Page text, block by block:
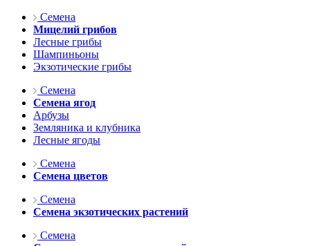
Семена
Мицелий грибов
Лесные грибы
Шампиньоны
Экзотические грибы
Семена
Семена ягод
Арбузы
Земляника и клубника
Лесные ягоды
Семена
Семена цветов
Семена
Семена экзотических растений
Семена